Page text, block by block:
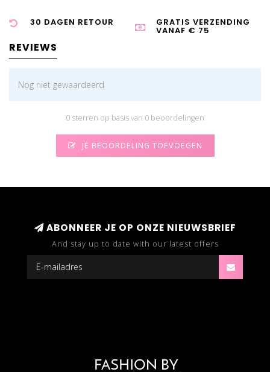
30 DAGEN RETOUR GRATIS VERZENDING
VANAF € 75
REVIEWS
Nog niet gewaardeerd
0 sterren op basis van 0 beoordelingen
JE BEOORDELING TOEVOEGEN
ABONNEER JE OP ONZE NIEUWSBRIEF
And stay up to date with our latest offers